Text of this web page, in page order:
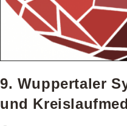
9. Wuppertaler
und